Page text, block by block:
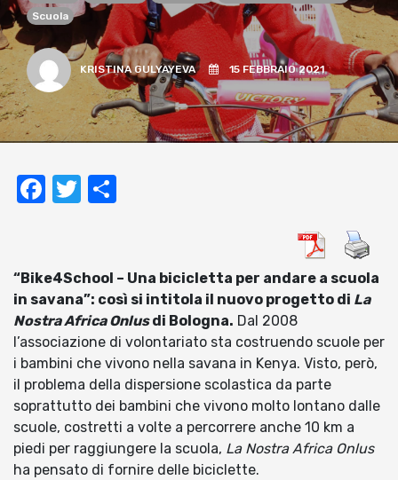
Scuola
KRISTINA GULYAYEVA 15 FEBBRAIO 2021
Facebook
Twitter
“Bike4School – Una bicicletta per andare a scuola
in savana”: così si intitola il nuovo progetto di La
Nostra Africa Onlusdi Bologna. Dal 2008
l’associazione di volontariato sta costruendo scuole per
i bambini che vivono nella savana in Kenya. Visto, però,
il problema della dispersione scolastica da parte
soprattutto dei bambini che vivono molto lontano dalle
scuole, costretti a volte a percorrere anche 10 km a
piedi per raggiungere la scuola, La Nostra Africa Onlus
ha pensato di fornire delle biciclette.